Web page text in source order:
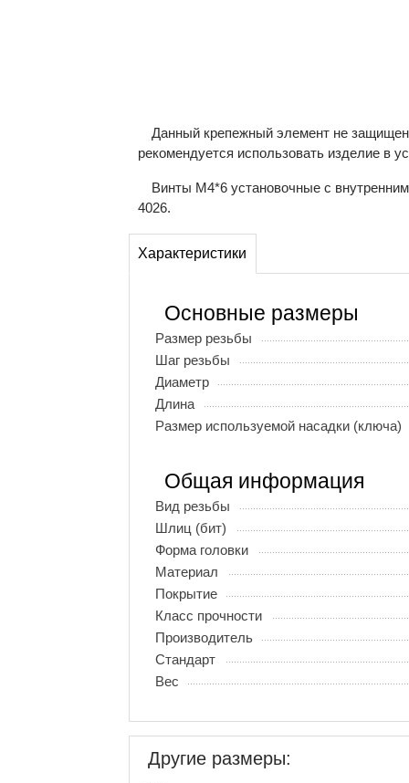
Данный крепежный элемент не защищен
рекомендуется использовать изделие в
Винты М4*6 установочные с
4026.
Характеристики
Основные размеры
Размер резьбы
Шаг резьбы
Диаметр
Длина
Размер используемой насадки (ключа)
Общая информация
Вид резьбы
Шлиц (бит)
Форма головки
Материал
Покрытие
Класс прочности
Производитель
Стандарт
Вес
Другие размеры: